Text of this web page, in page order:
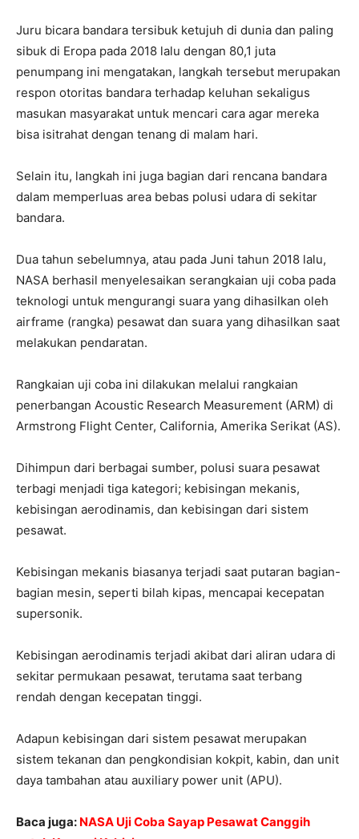
Juru bicara bandara tersibuk ketujuh di dunia dan paling
sibuk di Eropa pada 2018 lalu dengan 80,1 juta
penumpang ini mengatakan, langkah tersebut merupakan
respon otoritas bandara terhadap keluhan sekaligus
masukan masyarakat untuk mencari cara agar mereka
bisa isitrahat dengan tenang di malam hari.
Selain itu, langkah ini juga bagian dari rencana bandara
dalam memperluas area bebas polusi udara di sekitar
bandara.
Dua tahun sebelumnya, atau pada Juni tahun 2018 lalu,
NASA berhasil menyelesaikan serangkaian uji coba pada
teknologi untuk mengurangi suara yang dihasilkan oleh
airframe (rangka) pesawat dan suara yang dihasilkan saat
melakukan pendaratan.
Rangkaian uji coba ini dilakukan melalui rangkaian
penerbangan Acoustic Research Measurement (ARM) di
Armstrong Flight Center, California, Amerika Serikat (AS).
Dihimpun dari berbagai sumber, polusi suara pesawat
terbagi menjadi tiga kategori; kebisingan mekanis,
kebisingan aerodinamis, dan kebisingan dari sistem
pesawat.
Kebisingan mekanis biasanya terjadi saat putaran bagian-
bagian mesin, seperti bilah kipas, mencapai kecepatan
supersonik.
Kebisingan aerodinamis terjadi akibat dari aliran udara di
sekitar permukaan pesawat, terutama saat terbang
rendah dengan kecepatan tinggi.
Adapun kebisingan dari sistem pesawat merupakan
sistem tekanan dan pengkondisian kokpit, kabin, dan unit
daya tambahan atau auxiliary power unit (APU).
Baca juga: NASA Uji Coba Sayap Pesawat Canggih